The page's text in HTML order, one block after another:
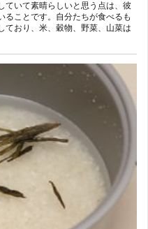
ていて素晴らしいと思う点は、彼
ることです。自分たちが食べるも
ており、米、穀物、野菜、山菜は